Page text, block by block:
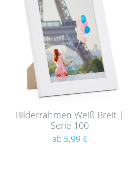
Bilderrahmen Weiß Breit |
Serie 100
ab 5,99 €